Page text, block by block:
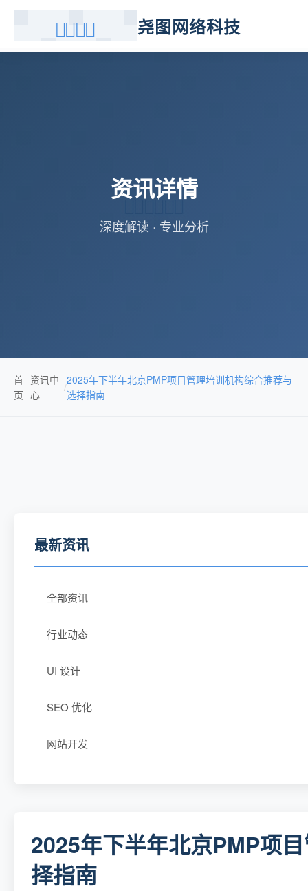
尧图网络科技
资讯详情
深度解读 · 专业分析
首
页
资讯中
心
/
2025年下半年北京PMP项目管理培训机构综合推荐与
选择指南
最新资讯
全部资讯
行业动态
UI 设计
SEO 优化
网站开发
2025年下半年北京PMP项
择指南